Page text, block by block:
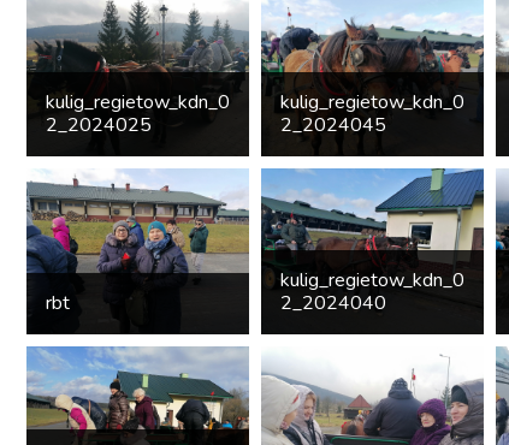
kulig_regietow_kdn_0
2_2024025
kulig_regietow_kdn_0
2_2024045
rbt
kulig_regietow_kdn_0
2_2024040